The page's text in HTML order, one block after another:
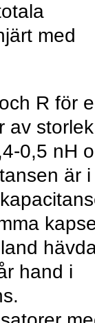
med
R för
av storlek
0,5 nH
är i
hand i